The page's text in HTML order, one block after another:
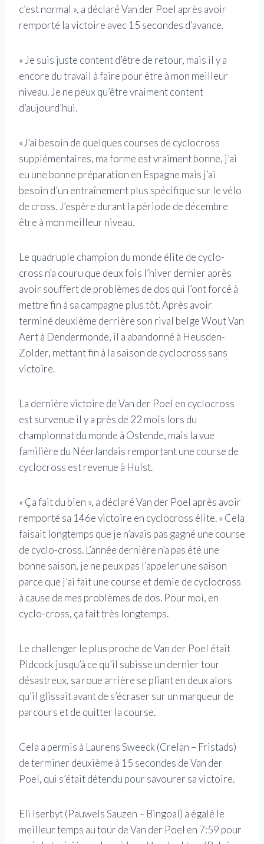
c’est normal », a déclaré Van der Poel après avoir
remporté la victoire avec 15 secondes d’avance.
« Je suis juste content d’être de retour, mais il y a
encore du travail à faire pour être à mon meilleur
niveau. Je ne peux qu’être vraiment content
d’aujourd’hui.
«J’ai besoin de quelques courses de cyclocross
supplémentaires, ma forme est vraiment bonne, j’ai
eu une bonne préparation en Espagne mais j’ai
besoin d’un entraînement plus spécifique sur le vélo
de cross. J’espère durant la période de décembre
être à mon meilleur niveau.
Le quadruple champion du monde élite de cyclo-
cross n’a couru que deux fois l’hiver dernier après
avoir souffert de problèmes de dos qui l’ont forcé à
mettre fin à sa campagne plus tôt. Après avoir
terminé deuxième derrière son rival belge Wout Van
Aert à Dendermonde, il a abandonné à Heusden-
Zolder, mettant fin à la saison de cyclocross sans
victoire.
La dernière victoire de Van der Poel en cyclocross
est survenue il y a près de 22 mois lors du
championnat du monde à Ostende, mais la vue
familière du Néerlandais remportant une course de
cyclocross est revenue à Hulst.
« Ça fait du bien », a déclaré Van der Poel après avoir
remporté sa 146e victoire en cyclocross élite. « Cela
faisait longtemps que je n’avais pas gagné une course
de cyclo-cross. L’année dernière n’a pas été une
bonne saison, je ne peux pas l’appeler une saison
parce que j’ai fait une course et demie de cyclocross
à cause de mes problèmes de dos. Pour moi, en
cyclo-cross, ça fait très longtemps.
Le challenger le plus proche de Van der Poel était
Pidcock jusqu’à ce qu’il subisse un dernier tour
désastreux, sa roue arrière se pliant en deux alors
qu’il glissait avant de s’écraser sur un marqueur de
parcours et de quitter la course.
Cela a permis à Laurens Sweeck (Crelan – Fristads)
de terminer deuxième à 15 secondes de Van der
Poel, qui s’était détendu pour savourer sa victoire.
Eli Iserbyt (Pauwels Sauzen – Bingoal) a égalé le
meilleur temps au tour de Van der Poel en 7:59 pour